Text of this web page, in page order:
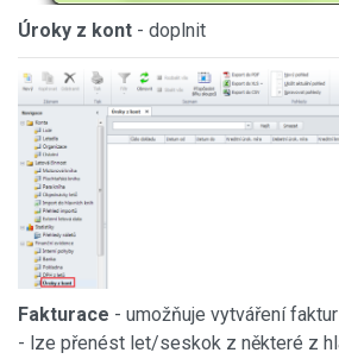
Úroky z kont - doplnit
Fakturace - umožňuje vytváření
- lze přenést let/seskok z některé z